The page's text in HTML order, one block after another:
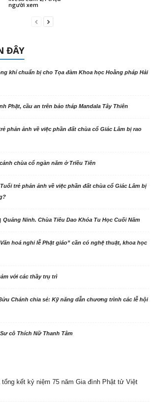
người xem
ĐÂY
khí chuẩn bị cho Tọa đàm Khoa học Hoằng pháp Hải
Phật, cầu an trên bảo tháp Mandala Tây Thiên
phản ảnh về việc phần đất chùa cổ Giác Lâm bị rao
chùa cổ ngàn năm ở Triều Tiên
trẻ phản ảnh về việc phần đất chùa cổ Giác Lâm bị
Quảng Ninh. Chùa Tiêu Dao Khóa Tu Học Cuối Năm
hoá nghi lễ Phật giáo” cần có nghệ thuật, khoa học
với các thầy trụ trì
Chánh chia sẻ: Kỹ năng dẫn chương trình các lễ hội
cô Thích Nữ Thanh Tâm
tổng kết kỷ niệm 75 năm Gia đình Phật tử Việt